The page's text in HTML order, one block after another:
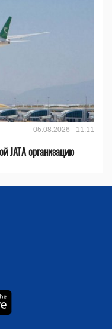
05.08.2026 - 11:11
JATA организацию